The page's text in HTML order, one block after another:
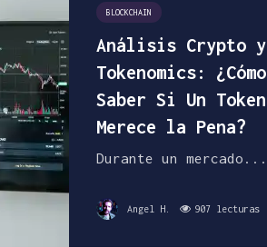
BLOCKCHAIN
Análisis Crypto y
Tokenomics: ¿Cómo
Saber Si Un Token
Merece la Pena?
Durante un mercado...
Angel H. 907 lecturas